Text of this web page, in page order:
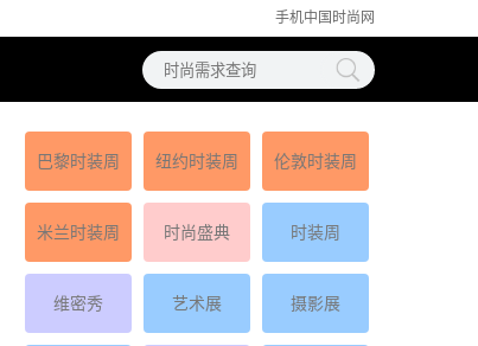
手机中国时尚网
巴黎时装周 纽约时装周 伦敦时装周
米兰时装周 时尚盛典 时装周
维密秀 艺术展 摄影展